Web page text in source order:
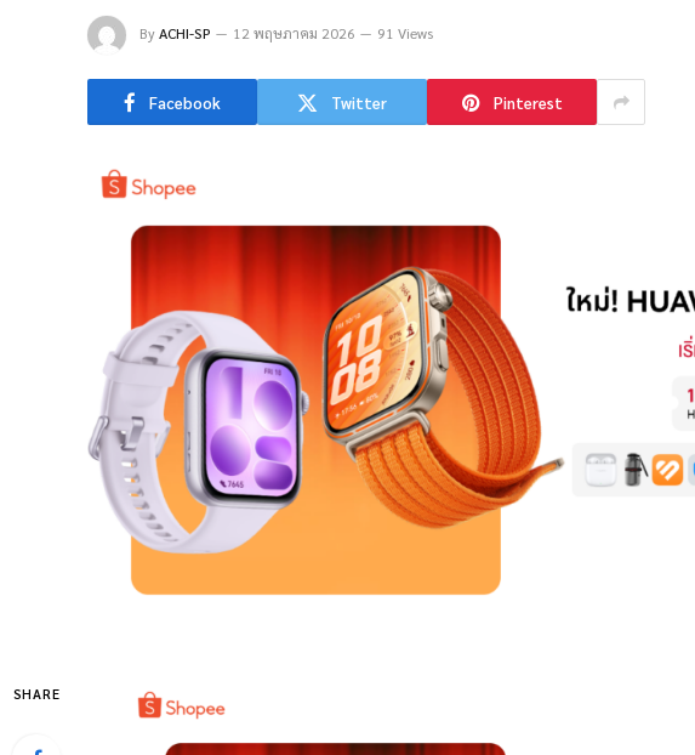
ByACHI-SP 12 พฤษภาคม 2026 91 Views
Facebook Twitter Pinterest
SHARE